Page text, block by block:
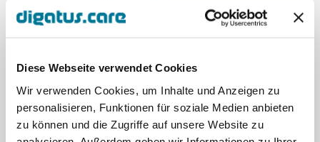
Diese Webseite verwendet Cookies
Wir verwenden Cookies, um Inhalte und Anzeigen zu
personalisieren, Funktionen für soziale Medien anbieten
zu können und die Zugriffe auf unsere Website zu
Mehr
Mehr